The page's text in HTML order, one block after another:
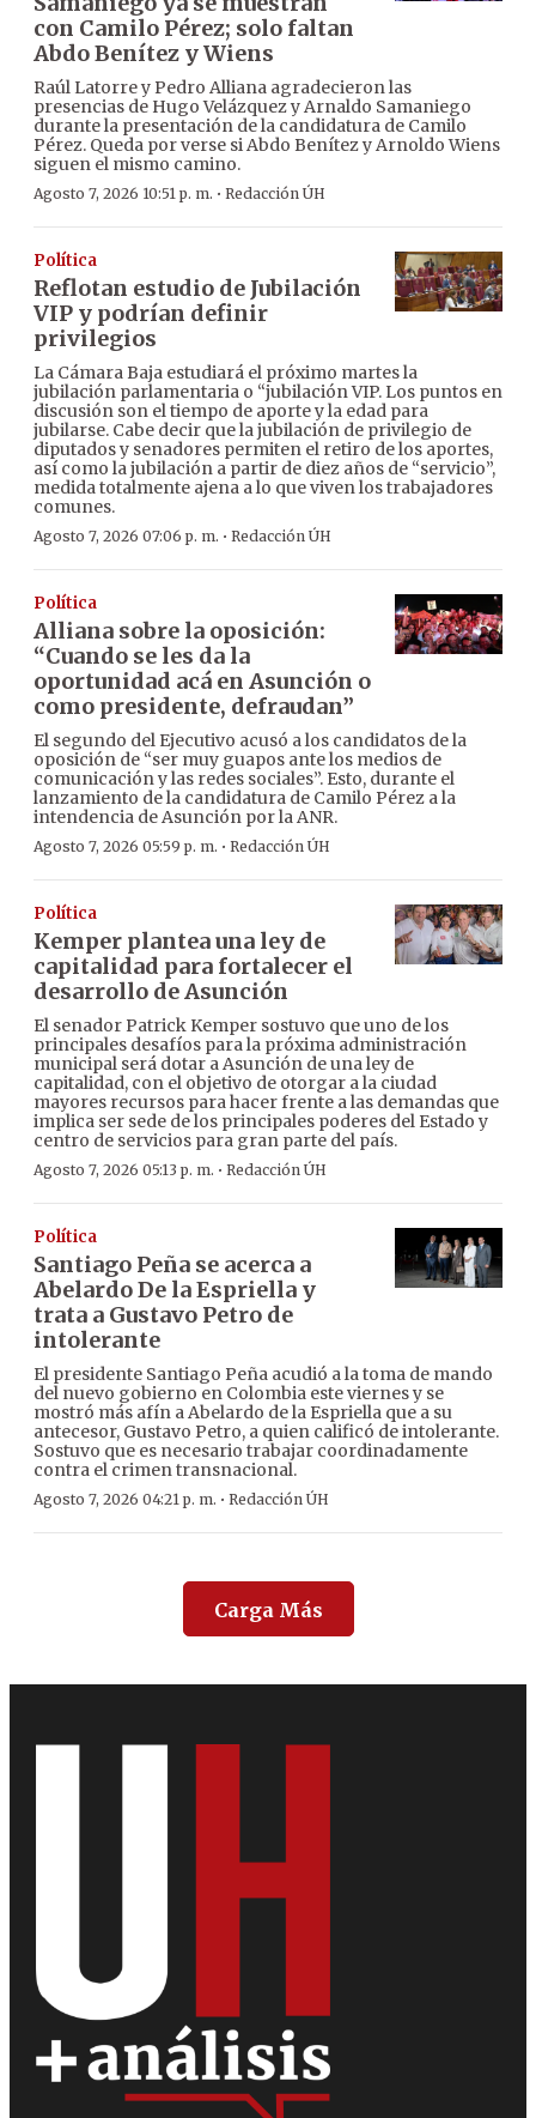
con Camilo Pérez; solo faltan
Abdo Benítez y Wiens
Raúl Latorre y Pedro Alliana agradecieron las
presencias de Hugo Velázquez y Arnaldo Samaniego
durante la presentación de la candidatura de Camilo
Pérez. Queda por verse si Abdo Benítez y Arnoldo Wiens
siguen el mismo camino.
Agosto 7, 2026 10:51 p. m. · Redacción ÚH
Política
Reflotan estudio de Jubilación
VIP y podrían definir
privilegios
La Cámara Baja estudiará el próximo martes la
jubilación parlamentaria o “jubilación VIP. Los puntos en
discusión son el tiempo de aporte y la edad para
jubilarse. Cabe decir que la jubilación de privilegio de
diputados y senadores permiten el retiro de los aportes,
así como la jubilación a partir de diez años de “servicio”,
medida totalmente ajena a lo que viven los trabajadores
comunes.
Agosto 7, 2026 07:06 p. m. · Redacción ÚH
Política
Alliana sobre la oposición:
“Cuando se les da la
oportunidad acá en Asunción o
como presidente, defraudan”
El segundo del Ejecutivo acusó a los candidatos de la
oposición de “ser muy guapos ante los medios de
comunicación y las redes sociales”. Esto, durante el
lanzamiento de la candidatura de Camilo Pérez a la
intendencia de Asunción por la ANR.
Agosto 7, 2026 05:59 p. m. · Redacción ÚH
Política
Kemper plantea una ley de
capitalidad para fortalecer el
desarrollo de Asunción
El senador Patrick Kemper sostuvo que uno de los
principales desafíos para la próxima administración
municipal será dotar a Asunción de una ley de
capitalidad, con el objetivo de otorgar a la ciudad
mayores recursos para hacer frente a las demandas que
implica ser sede de los principales poderes del Estado y
centro de servicios para gran parte del país.
Agosto 7, 2026 05:13 p. m. · Redacción ÚH
Política
Santiago Peña se acerca a
Abelardo De la Espriella y
trata a Gustavo Petro de
intolerante
El presidente Santiago Peña acudió a la toma de mando
del nuevo gobierno en Colombia este viernes y se
mostró más afín a Abelardo de la Espriella que a su
antecesor, Gustavo Petro, a quien calificó de intolerante.
Sostuvo que es necesario trabajar coordinadamente
contra el crimen transnacional.
Agosto 7, 2026 04:21 p. m. · Redacción ÚH
Carga Más